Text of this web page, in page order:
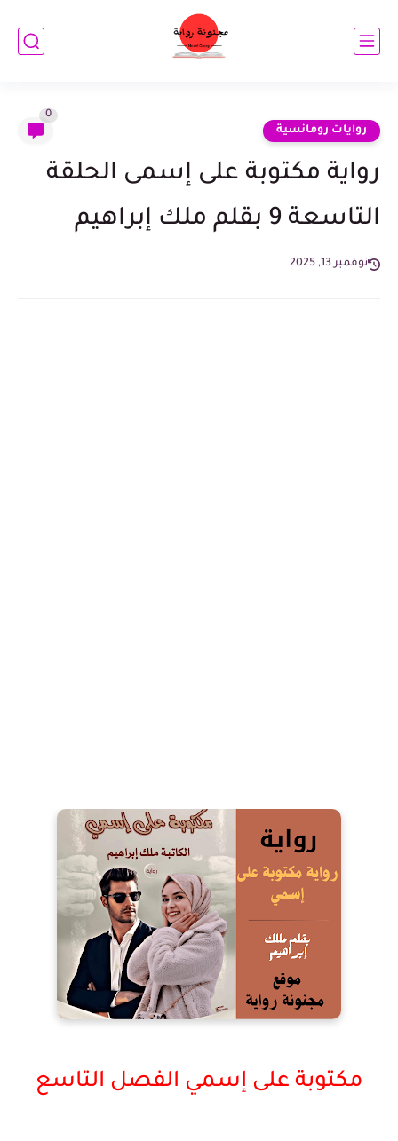
روايات رومانسية
0
رواية مكتوبة على إسمى الحلقة
التاسعة 9 بقلم ملك إبراهيم
نوفمبر 13, 2025
مكتوبة على إسمي الفصل التاسع